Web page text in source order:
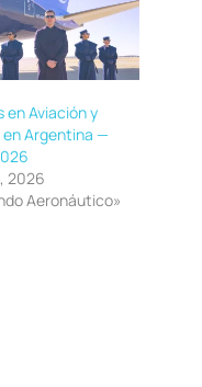
en Aviación y
en Argentina —
2026
Aeronáutico»